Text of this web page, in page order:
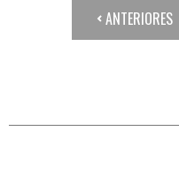
ANTERIORES